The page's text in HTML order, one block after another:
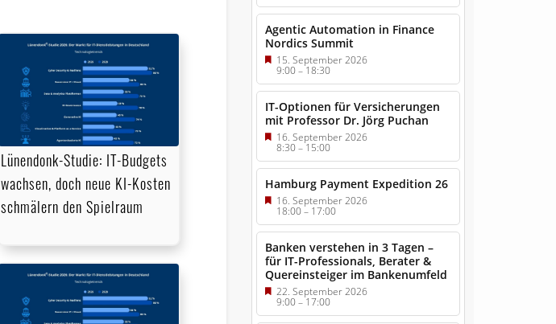
Lünendonk-Studie: IT-Budgets
wachsen, doch neue KI-Kosten
schmälern den Spielraum
Agentic Automation in Finance
Nordics Summit
15. September 2026
9:00–18:30
IT-Optionen für Versicherungen
mit Professor Dr. Jörg Puchan
16. September 2026
8:30–15:00
Hamburg Payment Expedition 26
16. September 2026
18:00– 17:00
Banken verstehen in 3 Tagen –
für IT-Professionals, Berater &
Quereinsteiger im Bankenumfeld
22. September 2026
9:00–17:00